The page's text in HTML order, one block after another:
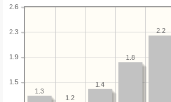
1.5
1.9
2.3
2.6
2.2
1.8
1.4
1.2
1.3